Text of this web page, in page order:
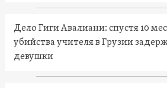
Дело Гиги Авалиани: спустя 10
убийства учителя в Грузии
девушки